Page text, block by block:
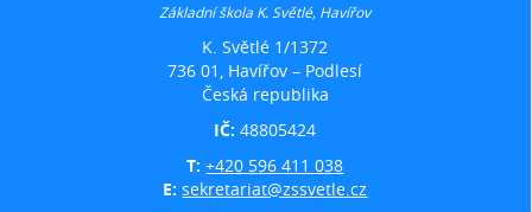
Základní škola K. Světlé, Havířov
K. Světlé 1/1372
736 01, Havířov – Podlesí
Česká republika
IČ:48805424
T:+420 596 411 038
E:sekretariat@zssvetle.cz